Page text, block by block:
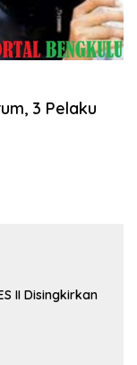
3 Pelaku
II Disingkirkan